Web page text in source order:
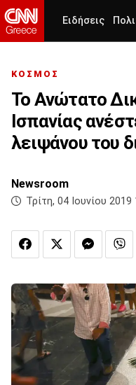
Ειδήσεις
ΚΟΣΜΟΣ
Το Ανώτατο
Ισπανίας
λειψάνου του
Newsroom
Τρίτη, 04 Ιουνίου 2019